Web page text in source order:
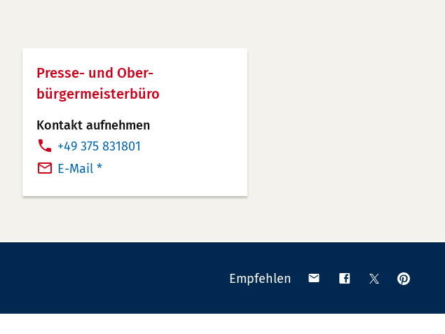
Presse- und Ober-
bürgermeisterbüro
Kontakt aufnehmen
T
e
e
o
m
+49 375 831801
E-Mail *
Empfehlen
Teilen Teilen Teilen